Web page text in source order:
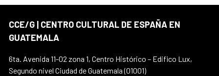
CCE/G | CENTRO CULTURAL DE ESPAÑA EN
GUATEMALA
6ta. Avenida 11-02 zona 1, Centro Histórico – Edifico Lux,
Segundo nivel Ciudad de Guatemala (01001)